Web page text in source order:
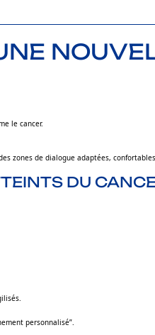
le cancer.
zones de dialogue adaptées,
DU
personnalisé”.